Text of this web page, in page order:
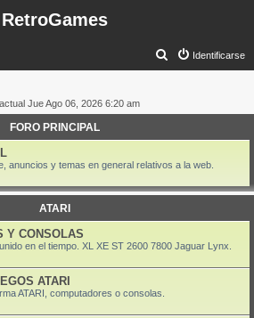
RetroGames
Identificarse
a
r
Jue Ago 06, 2026 6:20 am
FORO PRINCIPAL
anuncios y temas en general relativos a la web.
ATARI
Y CONSOLAS
en el tiempo. XL XE ST 2600 7800 Jaguar Lynx.
ATARI
ATARI, computadores o consolas.